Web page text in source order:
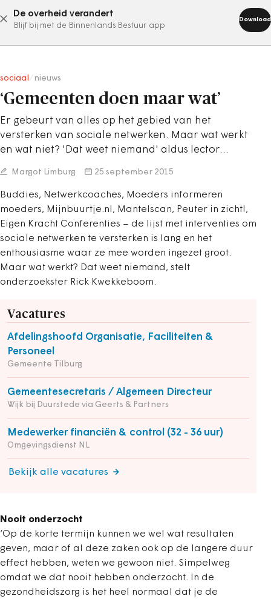
De overheid verandert
Blijf bij met de Binnenlands Bestuur app
Download
abonneer nu
sociaal nieuws
‘Gemeenten doen maar wat’
Er gebeurt van alles op het gebied van het
versterken van sociale netwerken. Maar wat werkt
en wat niet? 'Dat weet niemand' aldus lector…
Margot Limburg 25 september 2015
Buddies, Netwerkcoaches, Moeders informeren
moeders, Mijnbuurtje.nl, Mantelscan, Peuter in zicht!,
Eigen Kracht Conferenties – de lijst met interventies om
sociale netwerken te versterken is lang en het
enthousiasme waar ze mee worden ingezet groot.
Maar wat werkt? Dat weet niemand, stelt
onderzoekster Rick Kwekkeboom.
Vacatures
Afdelingshoofd Organisatie, Faciliteiten &
Personeel
Gemeente Tilburg
Gemeentesecretaris / Algemeen Directeur
Wijk bij Duurstede via Geerts & Partners
Medewerker financiën & control (32 - 36 uur)
Omgevingsdienst NL
Bekijk alle vacatures
Nooit onderzocht
‘Op de korte termijn kunnen we wel wat resultaten
geven, maar of al deze zaken ook op de langere duur
effect hebben, weten we gewoon niet. Simpelweg
omdat we dat nooit hebben onderzocht. In de
gezondheidszorg is het heel normaal dat je de